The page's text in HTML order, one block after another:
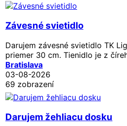
Závesné svietidlo
Darujem závesné svietidlo TK
priemer 30 cm. Tienidlo je z
Bratislava
03-08-2026
69 zobrazení
Darujem žehliacu dosku